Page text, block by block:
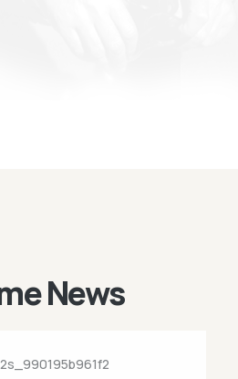
News